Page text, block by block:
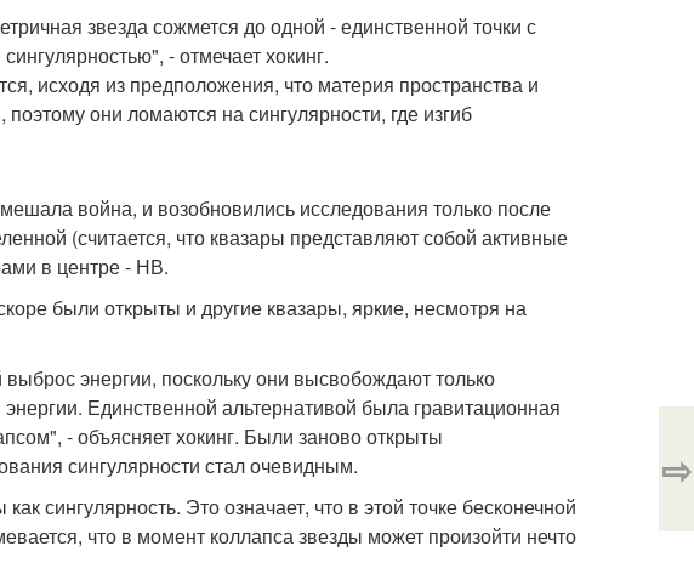
звезда сожмется до одной - единственной точки с
- отмечает хокинг.
исходя из предположения, что материя пространства и
они ломаются на сингулярности, где изгиб
война, и возобновились исследования только после
(считается, что квазары представляют собой активные
в центре - НВ.
были открыты и другие квазары, яркие, несмотря на
энергии, поскольку они высвобождают только
Единственной альтернативой была гравитационная
- объясняет хокинг. Были заново открыты
сингулярности стал очевидным.
сингулярность. Это означает, что в этой точке бесконечной
что в момент коллапса звезды может произойти нечто
⇨